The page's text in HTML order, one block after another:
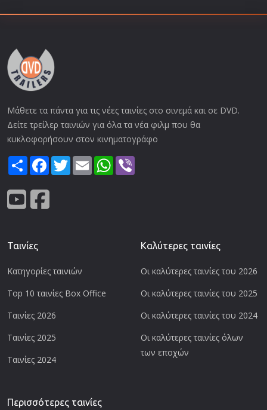
Μάθετε τα πάντα για τις νέες ταινίες στο σινεμά και σε DVD.
Δείτε τρείλερ ταινιών για όλα τα νέα φιλμ που θα
κυκλοφορήσουν στον κινηματογράφο
ShareFacebook
TwitterEmail WhatsApp
Ταινίες
Κατηγορίες ταινιών
Top 10 ταινίες Box Office
Ταινίες 2026
Ταινίες 2025
Ταινίες 2024
Καλύτερες ταινίες
Οι καλύτερες ταινίες του 2026
Οι καλύτερες ταινίες του 2025
Οι καλύτερες ταινίες του 2024
Οι καλύτερες ταινίες όλων
των εποχών
Περισσότερες ταινίες